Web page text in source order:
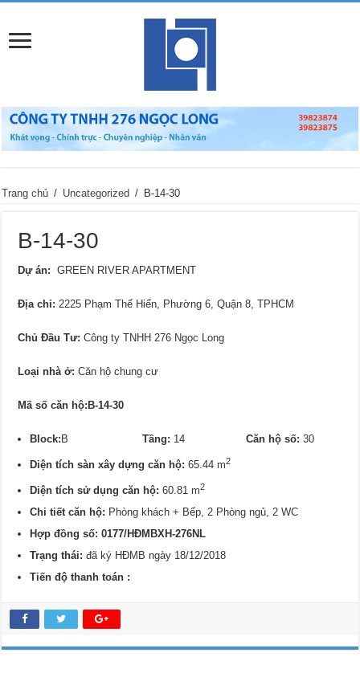
Trang chủ / Uncategorized / B-14-30
B-14-30
Dự án: GREEN RIVER APARTMENT
Địa chỉ: 2225 Phạm Thế Hiển, Phường 6, Quận 8, TPHCM
Chủ Đầu Tư: Công ty TNHH 276 Ngọc Long
Loại nhà ở: Căn hộ chung cư
Mã số căn hộ:B-14-30
Block:BTầng: 14Căn hộ số: 30
Diện tích sàn xây dựng căn hộ:65.44 m2
Diện tích sử dụng căn hộ: 60.81 m2
Chi tiết căn hộ: Phòng khách + Bếp, 2 Phòng ngủ, 2 WC
Hợp đồng số: 0177/HĐMBXH-276NL
Trạng thái:đã ký HĐMB ngày 18/12/2018
Tiến độ thanh toán :